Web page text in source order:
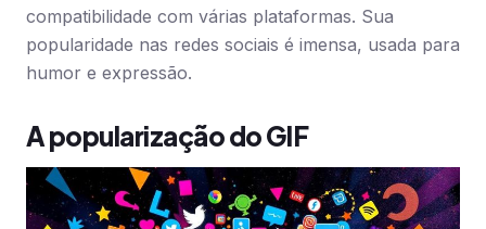
compatibilidade com várias plataformas. Sua
popularidade nas redes sociais é imensa, usada para
humor e expressão.
A popularização do GIF